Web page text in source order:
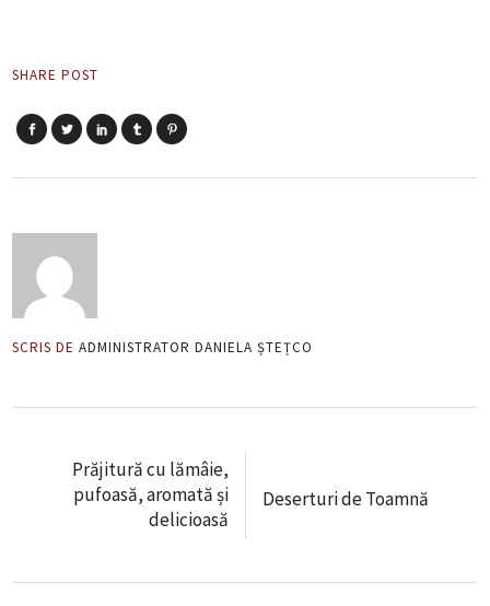
SHARE POST
SCRIS DE ADMINISTRATOR DANIELA ȘTEȚCO
Prăjitură cu lămâie,
pufoasă, aromată și
delicioasă
Deserturi de Toamnă